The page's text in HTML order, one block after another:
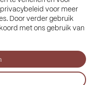
woon-zorgconcept
in een van de 47
huurappartementen,
villa zijn inmiddels
kunt u op
vindt u alle Seasons
voor meer
Door verder gebruik
met ons gebruik van